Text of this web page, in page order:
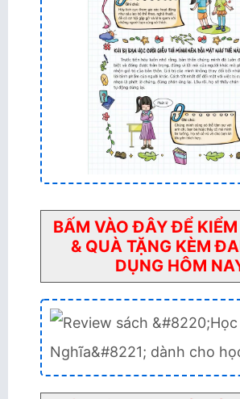
BẤM VÀO ĐÂY ĐỂ
& QUÀ TẶNG KÈM
DỤNG HÔM